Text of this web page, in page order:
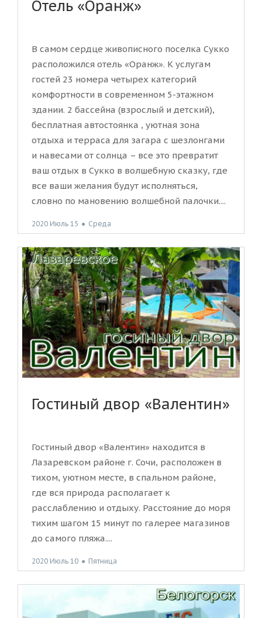
Отель «Оранж»
В самом сердце живописного поселка Сукко
расположился отель «Оранж». К услугам
гостей 23 номера четырех категорий
комфортности в современном 5-этажном
здании. 2 бассейна (взрослый и детский),
бесплатная автостоянка , уютная зона
отдыха и терраса для загара с шезлонгами
и навесами от солнца – все это превратит
ваш отдых в Сукко в волшебную сказку, где
все ваши желания будут исполняться,
словно по мановению волшебной палочки....
2020 Июль 15 ● Среда
Гостиный двор «Валентин»
Гостиный двор «Валентин» находится в
Лазаревском районе г. Сочи, расположен в
тихом, уютном месте, в спальном районе,
где вся природа располагает к
расслаблению и отдыху. Расстояние до моря
тихим шагом 15 минут по галерее магазинов
до самого пляжа....
2020 Июль 10 ● Пятница